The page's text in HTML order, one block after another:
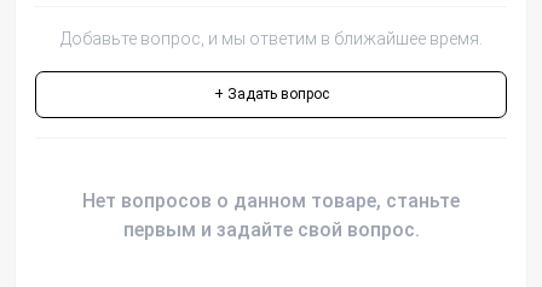
Добавьте вопрос, и мы ответим в ближайшее время.
+ Задать вопрос
Нет вопросов о данном товаре, станьте
первым и задайте свой вопрос.